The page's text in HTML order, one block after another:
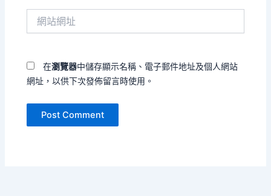
在瀏覽器中儲存顯示名稱、電子郵件地址及個人網站
網址，以供下次發佈留言時使用。